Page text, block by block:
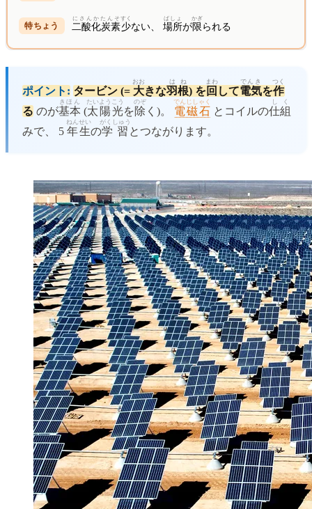
二酸化炭素
にさんかたんそ
少
すく
ない、場所
ばしょ
が限
かぎ
られる
ポイント: タービン (= 大
おお
きな羽根
はね
) を回
まわ
して電気
でんき
を作
つく
る のが基本
きほん
(太陽光
たいようこう
を除
のぞ
く)。 電磁石
でんじしゃく
とコイルの仕組
しく
みで、 5 年生
ねんせい
の学習
がくしゅう
とつながります。